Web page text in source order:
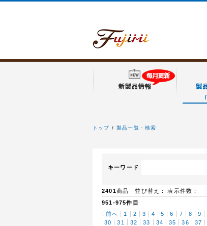
トップ 製品一覧・検索
キーワード
2401商品 並び替え： 表示件数：
951-975件目
前へ
1 2 3 4 5 6 7 8 9
30
31 32 33 34 35 36 37